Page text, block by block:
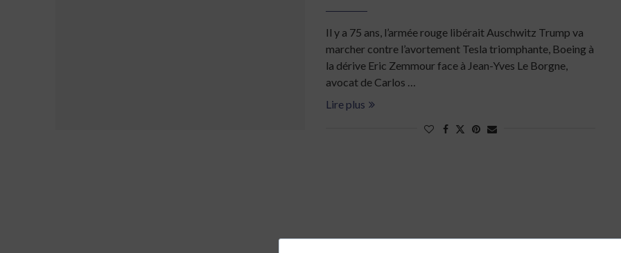
Il y a 75 ans, l’armée rouge libérait Auschwitz Trump va
marcher contre l’avortement Tesla triomphante, Boeing à
la dérive Eric Zemmour face à Jean-Yves Le Borgne,
avocat de Carlos …
Lire plus